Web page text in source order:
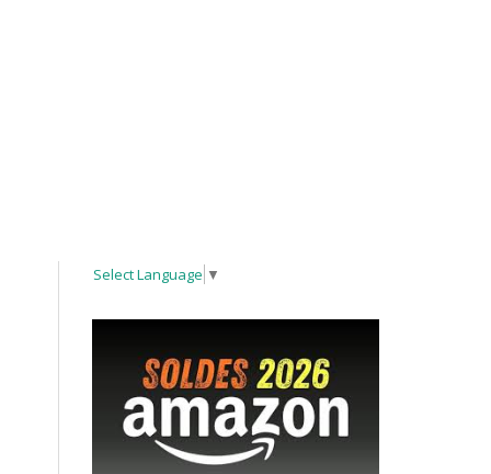
Select Language ▼